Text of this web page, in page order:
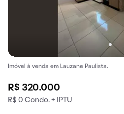
Imóvel à venda em Lauzane Paulista.
R$ 320.000
R$ 0 Condo. + IPTU